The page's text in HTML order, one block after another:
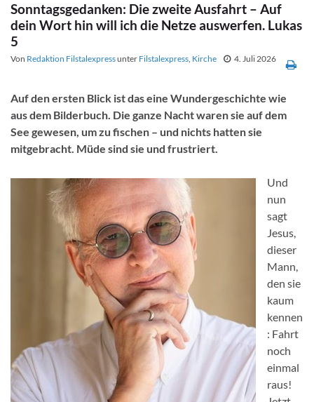
Sonntagsgedanken: Die zweite Ausfahrt – Auf
dein Wort hin will ich die Netze auswerfen. Lukas
5
Von Redaktion Filstalexpressunter Filstalexpress, Kirche 4. Juli 2026
Auf den ersten Blick ist das eine Wundergeschichte wie
aus dem Bilderbuch. Die ganze Nacht waren sie auf dem
See gewesen, um zu fischen – und nichts hatten sie
mitgebracht. Müde sind sie und frustriert.
Und
nun
sagt
Jesus,
dieser
Mann,
den sie
kaum
kennen
: Fahrt
noch
einmal
raus!